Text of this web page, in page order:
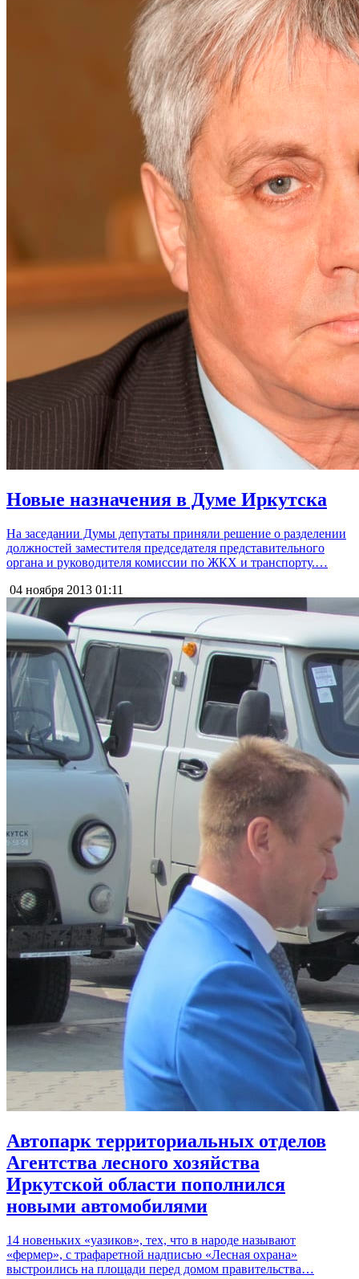
Новые назначения в Думе Иркутска
На заседании Думы депутаты приняли решение о разделении
должностей заместителя председателя представительного
органа и руководителя комиссии по ЖКХ и транспорту.…
04 ноября 2013 01:11
Автопарк территориальных отделов
Агентства лесного хозяйства
Иркутской области пополнился
новыми автомобилями
14 новеньких «уазиков», тех, что в народе называют
«фермер», с трафаретной надписью «Лесная охрана»
выстроились на площади перед домом правительства…